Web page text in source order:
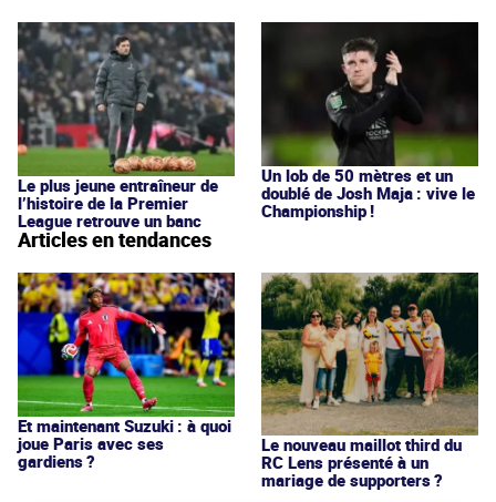
Le plus jeune entraîneur de
l’histoire de la Premier
League retrouve un banc
Un lob de 50 mètres et un
doublé de Josh Maja : vive le
Championship !
Articles en tendances
Et maintenant Suzuki : à quoi
joue Paris avec ses
gardiens ?
Le nouveau maillot third du
RC Lens présenté à un
mariage de supporters ?